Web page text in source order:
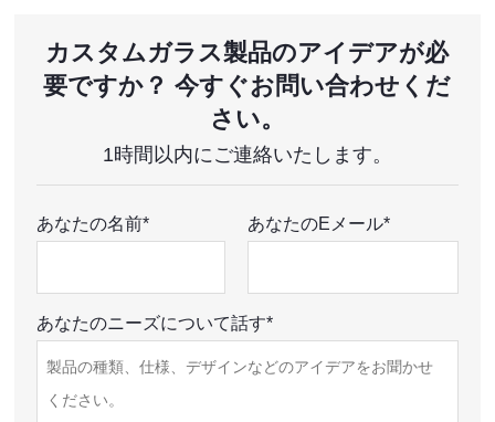
カスタムガラス製品のアイデアが必
要ですか？ 今すぐお問い合わせくだ
さい。
1時間以内にご連絡いたします。
あなたの名前* あなたのEメール*
あなたのニーズについて話す*